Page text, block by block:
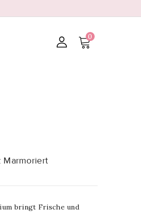
0
Marmoriert
bringt Frische und